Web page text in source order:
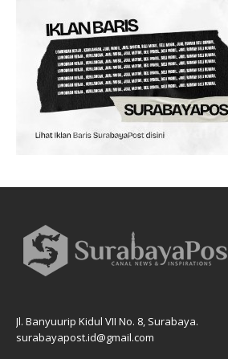
Jl. Banyuurip Kidul VII No. 8, Surabaya.
surabayapost.id@gmail.com